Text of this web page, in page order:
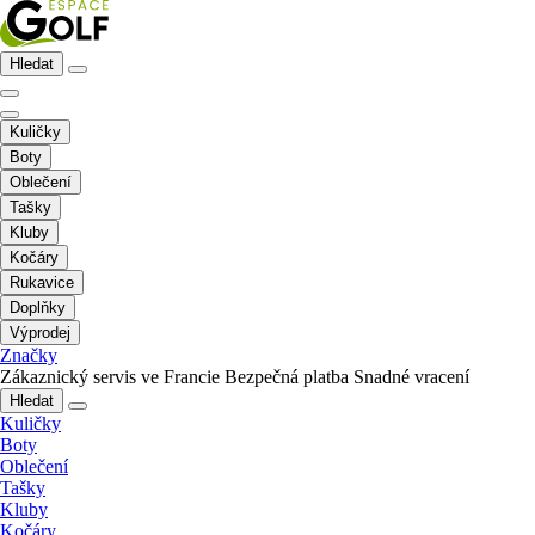
Hledat
Kuličky
Boty
Oblečení
Tašky
Kluby
Kočáry
Rukavice
Doplňky
Výprodej
Značky
Zákaznický servis ve Francie Bezpečná platba Snadné vracení
Hledat
Kuličky
Boty
Oblečení
Tašky
Kluby
Kočáry